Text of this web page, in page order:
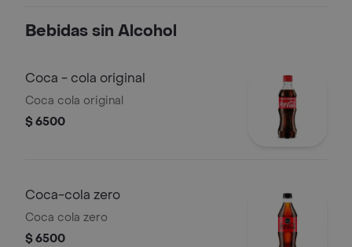
Bebidas sin Alcohol
Coca - cola original
Coca cola original
$ 6500
Coca-cola zero
Coca cola zero
$ 6500